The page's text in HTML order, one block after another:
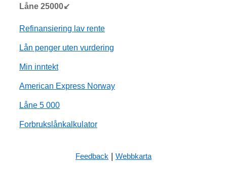
Låne 25000↙
Refinansiering lav rente
Lån penger uten vurdering
Min inntekt
American Express Norway
Låne 5 000
Forbrukslånkalkulator
Feedback | Webbkarta